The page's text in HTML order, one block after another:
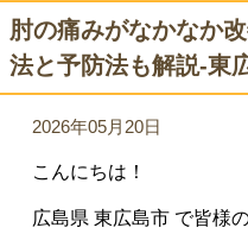
肘の痛みがなかなか
法と予防法も解説-東
2026年05月20日
こんにちは！
広島県 東広島市 で皆様